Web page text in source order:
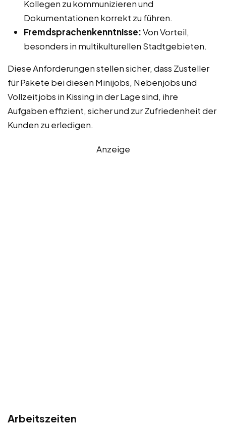
Kollegen zu kommunizieren und
Dokumentationen korrekt zu führen.
Fremdsprachenkenntnisse:Von Vorteil,
besonders in multikulturellen Stadtgebieten.
Diese Anforderungen stellen sicher, dass Zusteller
für Pakete bei diesen Minijobs, Nebenjobs und
Vollzeitjobs in Kissing in der Lage sind, ihre
Aufgaben effizient, sicher und zur Zufriedenheit der
Kunden zu erledigen.
Anzeige
Arbeitszeiten